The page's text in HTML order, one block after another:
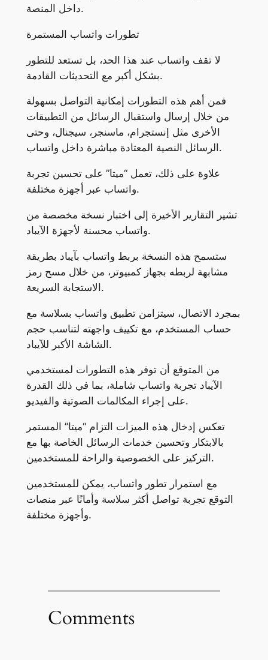
داخل المنصة.
تطورات واتساب المستمرة
لا تقف واتساب عند هذا الحد، بل تستعد للتطور
بشكل أكبر مع التحديثات القادمة.
فمن أهم هذه التطورات إمكانية التواصل بسهولة
من خلال إرسال واستقبال الرسائل من التطبيقات
الأخرى مثل إنستجرام، ماسنجر، سيجنال، وحتى
الرسائل النصية المعتادة مباشرة داخل واتساب.
علاوة على ذلك، تعمل “ميتا” على تحسين تجربة
واتساب عبر أجهزة مختلفة.
تشير التقارير الأخيرة إلى اختبار نسخة مخصصة من
واتساب محسنة لأجهزة الآيباد.
ستسمح هذه النسخة بربط واتساب بآيباد بطريقة
مشابهة لربطه بجهاز كمبيوتر، من خلال مسح رمز
الاستجابة السريعة.
بمجرد الاتصال، سيتزامن تطبيق واتساب بسلاسة مع
حساب المستخدم، مع تكييف واجهته لتناسب حجم
الشاشة الأكبر للآيباد.
من المتوقع أن توفر هذه التطورات لمستخدمي
الآيباد تجربة واتساب شاملة، بما في ذلك القدرة
على إجراء المكالمات الصوتية والفيديو.
تعكس إدخال هذه الميزات التزام “ميتا” المستمر
بالابتكار وتحسين خدمات الرسائل الخاصة بها مع
التركيز على الخصوصية والراحة للمستخدمين.
مع استمرار تطور واتساب، يمكن للمستخدمين
التوقع تجربة تواصل أكثر سلاسة وأمانًا عبر منصات
وأجهزة مختلفة.
Comments